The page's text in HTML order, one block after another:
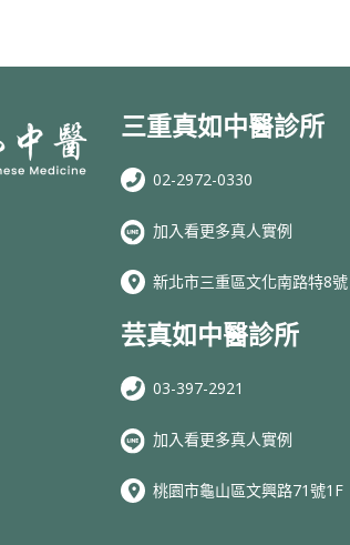
三重真如中醫診所
02-2972-0330
加入看更多真人實例
新北市三重區文化南路特8號
芸真如中醫診所
03-397-2921
加入看更多真人實例
桃園市龜山區文興路71號1F